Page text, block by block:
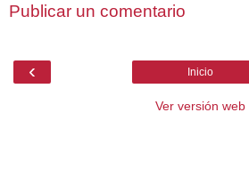
Publicar un comentario
‹ Inicio
Ver versión web